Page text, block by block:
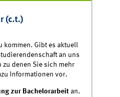
(c.t.)
kommen. Gibt es aktuell
an uns
zu denen Sie sich mehr
Informationen vor.
zur Bachelorarbeitan.